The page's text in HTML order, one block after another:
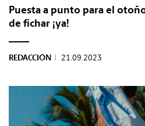
Puesta a punto para el
de fichar ¡ya!
REDACCIÓN | 21.09.2023